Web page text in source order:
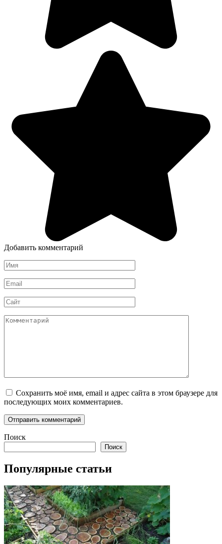
Добавить комментарий
Имя
*
Email
*
Сайт
Комментарий
Сохранить моё имя, email и адрес сайта в этом браузере для
последующих моих комментариев.
Поиск
Поиск
Популярные статьи